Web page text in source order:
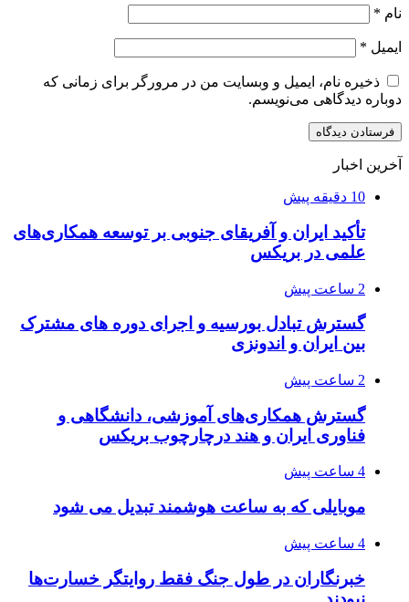
نام *
ایمیل *
ذخیره نام، ایمیل و وبسایت من در مرورگر برای زمانی که
دوباره دیدگاهی می‌نویسم.
آخرین اخبار
10 دقیقه پیش
تأکید ایران و آفریقای جنوبی بر توسعه همکاری‌های
علمی در بریکس
2 ساعت پیش
گسترش تبادل بورسیه و اجرای دوره های مشترک
بین ایران و اندونزی
2 ساعت پیش
گسترش همکاری‌های آموزشی، دانشگاهی و
فناوری ایران و هند درچارچوب بریکس
4 ساعت پیش
موبایلی که به ساعت هوشمند تبدیل می شود
4 ساعت پیش
خبرنگاران در طول جنگ فقط روایتگر خسارت‌ها